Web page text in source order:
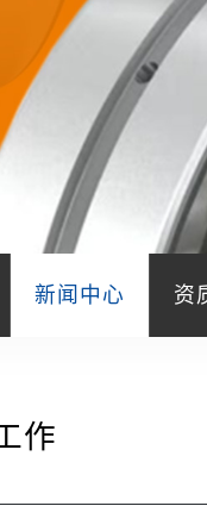
新闻中心 资
作